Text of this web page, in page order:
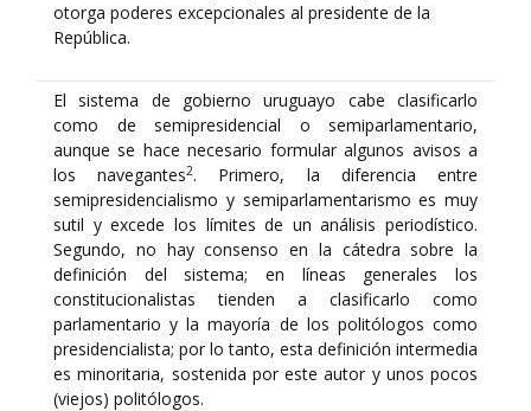
otorga poderes excepcionales al presidente de la
República.
El sistema de gobierno uruguayo cabe clasificarlo
como de semipresidencial o semiparlamentario,
aunque se hace necesario formular algunos avisos a
los navegantes2. Primero, la diferencia entre
semipresidencialismo y semiparlamentarismo es muy
sutil y excede los límites de un análisis periodístico.
Segundo, no hay consenso en la cátedra sobre la
definición del sistema; en líneas generales los
constitucionalistas tienden a clasificarlo como
parlamentario y la mayoría de los politólogos como
presidencialista; por lo tanto, esta definición intermedia
es minoritaria, sostenida por este autor y unos pocos
(viejos) politólogos.